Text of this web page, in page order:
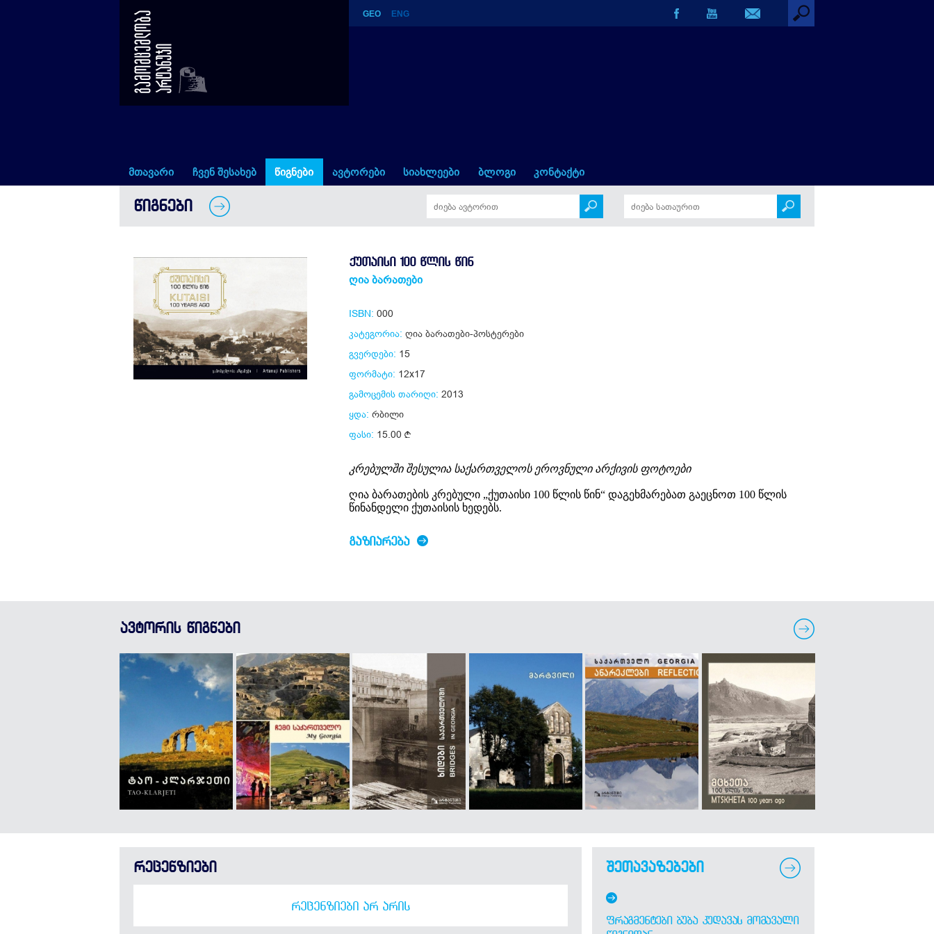
ქუთაისი 100 წლის წინ
GEO ENG
მთავარი ჩვენ შესახებ წიგნები ავტორები სიახლეები ბლოგი კონტაქტი
ᲬᲘᲒᲜᲔᲑᲘ
ᲥᲣᲗᲐᲘᲡᲘ 100 ᲬᲚᲘᲡ ᲬᲘᲜ
ღია ბარათები
ISBN: 000
კატეგორია: ღია ბარათები-პოსტერები
გვერდები: 15
ფორმატი: 12x17
გამოცემის თარიღი: 2013
ყდა: რბილი
ფასი: 15.00
კრებულში შესულია საქართველოს ეროვნული არქივის ფოტოები
ღია ბარათების კრებული „ქუთაისი 100 წლის წინ“ დაგეხმარებათ გაეცნოთ 100 წლის
წინანდელი ქუთაისის ხედებს.
ᲒᲐᲖᲘᲐᲠᲔᲑᲐ
ავტორის წიგნები
რეცენზიები
ᲠᲔᲪᲔᲜᲖᲘᲔᲑᲘ ᲐᲠ ᲐᲠᲘᲡ
შეთავაზებები
ᲤᲠᲐᲒᲛᲔᲜᲢᲔᲑᲘ ᲑᲣᲑᲐ ᲙᲣᲓᲐᲕᲐᲡ ᲛᲝᲛᲐᲕᲐᲚᲘ